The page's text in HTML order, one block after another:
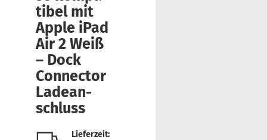
ti­bel mit
Apple iPad
Air 2 Weiß
– Dock
Con­nec­tor
La­de­an­
schluss
Lieferzeit: